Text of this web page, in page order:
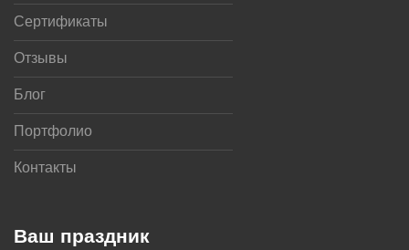
Ваш праздник
Сертификаты
Отзывы
Блог
Портфолио
Контакты